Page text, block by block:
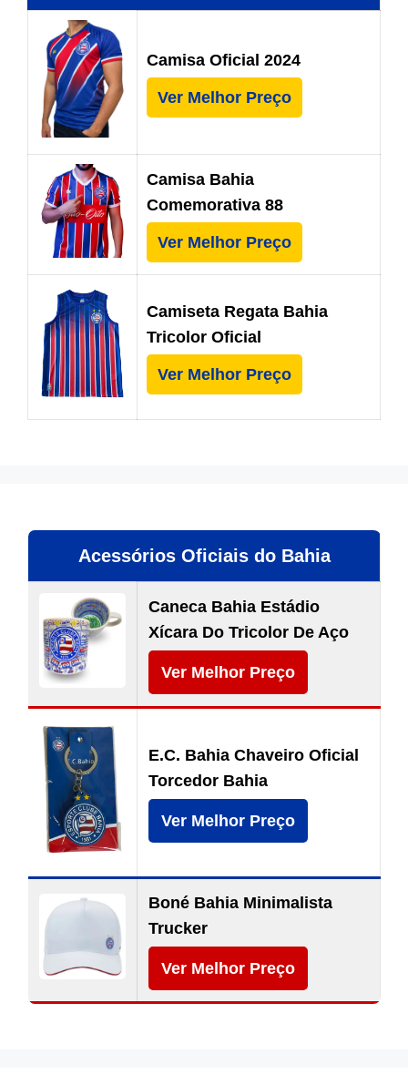
Camisa Oficial 2024
Ver Melhor Preço
Camisa Bahia
Comemorativa 88
Ver Melhor Preço
Camiseta Regata Bahia
Tricolor Oficial
Ver Melhor Preço
Acessórios Oficiais do Bahia
Caneca Bahia Estádio
Xícara Do Tricolor De Aço
Ver Melhor Preço
E.C. Bahia Chaveiro Oficial
Torcedor Bahia
Ver Melhor Preço
Boné Bahia Minimalista
Trucker
Ver Melhor Preço